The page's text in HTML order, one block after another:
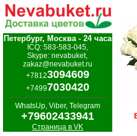
Петербург, Москва - 24 часа
ICQ: 583-583-045,
Skype: nevabuket,
zakaz@nevabuket.ru
+78123094609
+74997030420
WhatsUp, Viber, Telegram
+79602433941
Страница в VK